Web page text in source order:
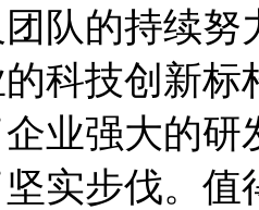
队的持续努
科技创新
业强大的研
实步伐。值